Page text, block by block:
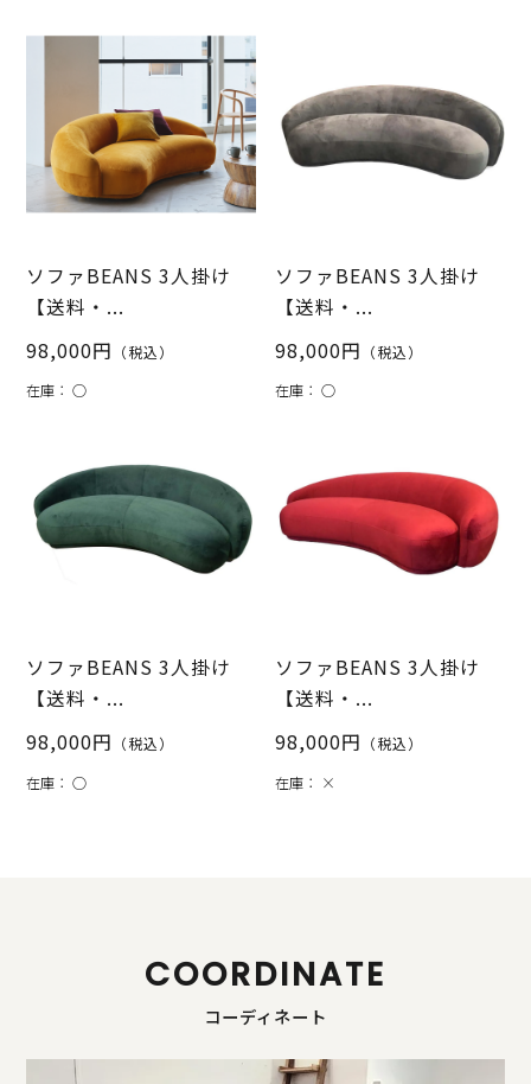
ソファBEANS 3人掛け
【送料・...
98,000円 （税込）
在庫：○
ソファBEANS 3人掛け
【送料・...
98,000円 （税込）
在庫：○
ソファBEANS 3人掛け
【送料・...
98,000円 （税込）
在庫：○
ソファBEANS 3人掛け
【送料・...
98,000円 （税込）
在庫： ×
COORDINATE
コーディネート